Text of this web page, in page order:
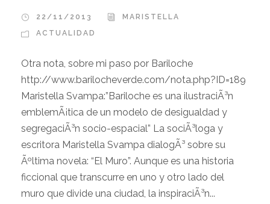
22/11/2013
MARISTELLA
ACTUALIDAD
Otra nota, sobre mi paso por Bariloche
http://www.barilocheverde.com/nota.php?ID=189
Maristella Svampa:”Bariloche es una ilustraciÃ³n
emblemÃ¡tica de un modelo de desigualdad y
segregaciÃ³n socio-espacial” La sociÃ³loga y
escritora Maristella Svampa dialogÃ³ sobre su
Ãºltima novela: “El Muro”. Aunque es una historia
ficcional que transcurre en uno y otro lado del
muro que divide una ciudad, la inspiraciÃ³n...